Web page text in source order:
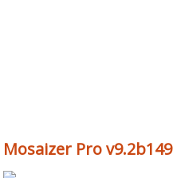
Mosaizer Pro v9.2b149